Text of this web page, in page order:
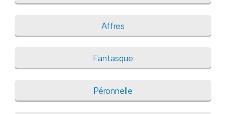
Affres
Fantasque
Péronnelle